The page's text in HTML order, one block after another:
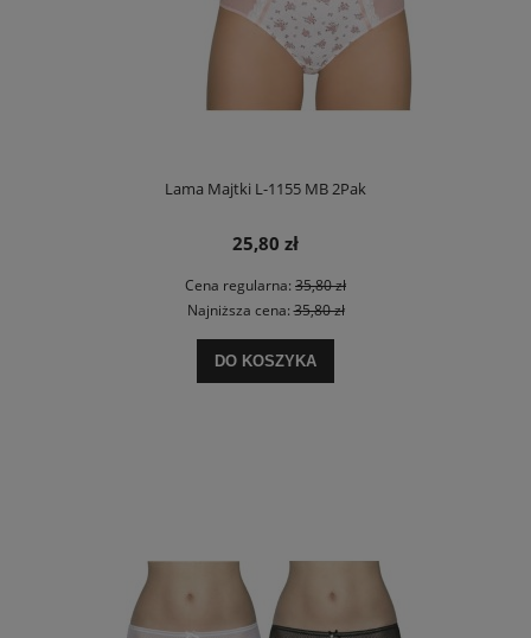
Lama Majtki L-1155 MB 2Pak
25,80 zł
Cena regularna: 35,80 zł
Najniższa cena:35,80 zł
DO KOSZYKA